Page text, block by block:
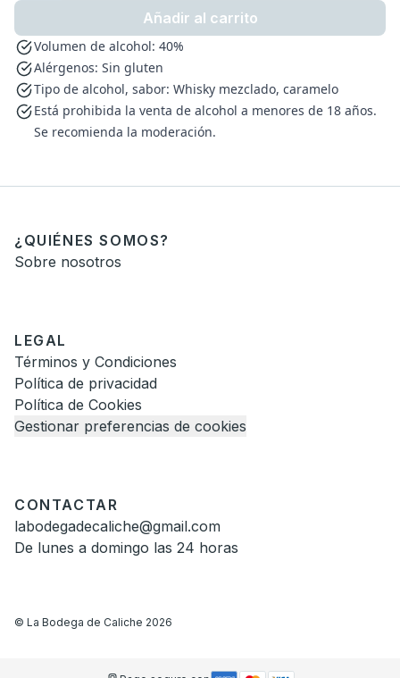
Añadir al carrito
Volumen de alcohol: 40%
Alérgenos: Sin gluten
Tipo de alcohol, sabor: Whisky mezclado, caramelo
Está prohibida la venta de alcohol a menores de 18 años.
Se recomienda la moderación.
¿QUIÉNES SOMOS?
Sobre nosotros
LEGAL
Términos y Condiciones
Política de privacidad
Política de Cookies
Gestionar preferencias de cookies
CONTACTAR
labodegadecaliche@gmail.com
De lunes a domingo las 24 horas
© La Bodega de Caliche 2026